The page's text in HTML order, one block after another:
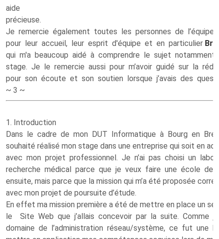
aide
précieuse.
Je remercie également toutes les personnes de l’équipe
pour leur accueil, leur esprit d'équipe et en particulier
qui m'a beaucoup aidé à comprendre le sujet
stage. Je le remercie aussi pour m’avoir guidé sur la
pour son écoute et son soutien lorsque j’avais des
~ 3 ~
1. Introduction
Dans le cadre de mon DUT Informatique à Bourg en
souhaité réalisé mon stage dans une entreprise qui soit en
avec mon projet professionnel. Je n’ai pas choisi un
recherche médical parce que je veux faire une école de
ensuite, mais parce que la mission qui m’a été proposée
avec mon projet de poursuite d’étude.
En effet ma mission première a été de mettre en place un
le Site Web que j’allais concevoir par la suite. Comme
domaine de l’administration réseau/système, ce fut une